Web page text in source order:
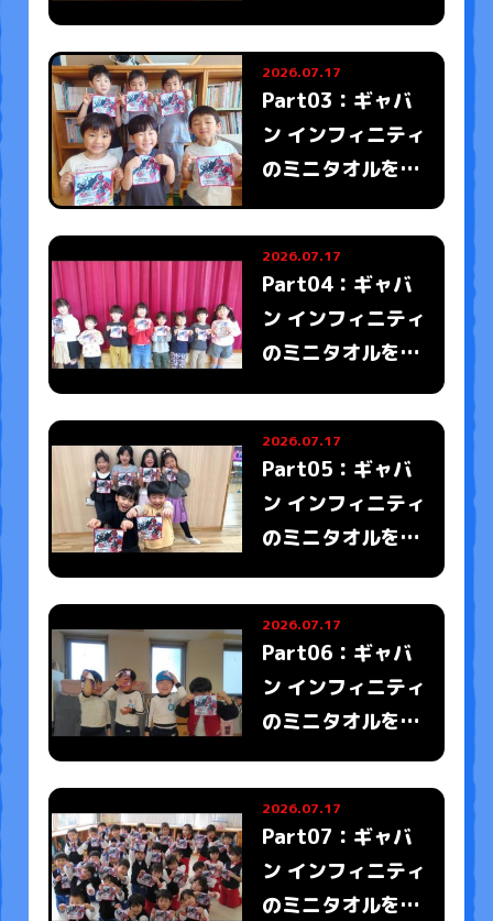
ったみんなの写真
がとどいたよ
2026.07.17
Part03：ギャバ
ン インフィニティ
のミニタオルをも
ったみんなの写真
がとどいたよ
2026.07.17
Part04：ギャバ
ン インフィニティ
のミニタオルをも
ったみんなの写真
がとどいたよ
2026.07.17
Part05：ギャバ
ン インフィニティ
のミニタオルをも
ったみんなの写真
がとどいたよ
2026.07.17
Part06：ギャバ
ン インフィニティ
のミニタオルをも
ったみんなの写真
がとどいたよ
2026.07.17
Part07：ギャバ
ン インフィニティ
のミニタオルをも